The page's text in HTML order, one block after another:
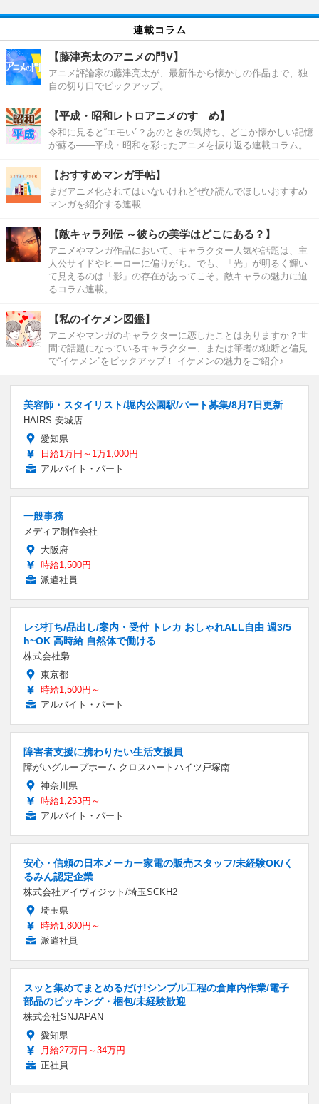
連載コラム
【藤津亮太のアニメの門V】
アニメ評論家の藤津亮太が、最新作から懐かしの作品まで、独
自の切り口でピックアップ。
【平成・昭和レトロアニメのすゝめ】
令和に見ると“エモい”？あのときの気持ち、どこか懐かしい記憶
が蘇る――平成・昭和を彩ったアニメを振り返る連載コラム。
【おすすめマンガ手帖】
まだアニメ化されてはいないけれどぜひ読んでほしいおすすめ
マンガを紹介する連載
【敵キャラ列伝 ～彼らの美学はどこにある？】
アニメやマンガ作品において、キャラクター人気や話題は、主
人公サイドやヒーローに偏りがち。でも、「光」が明るく輝い
て見えるのは「影」の存在があってこそ。敵キャラの魅力に迫
るコラム連載。
【私のイケメン図鑑】
アニメやマンガのキャラクターに恋したことはありますか？世
間で話題になっているキャラクター、または筆者の独断と偏見
で“イケメン”をピックアップ！ イケメンの魅力をご紹介♪
美容師・スタイリスト/堀内公園駅/パート募集/8月7日更新
HAIRS 安城店
愛知県
日給1万円～1万1,000円
アルバイト・パート
一般事務
メディア制作会社
大阪府
時給1,500円
派遣社員
レジ打ち/品出し/案内・受付 トレカ おしゃれALL自由 週3/5
h~OK 高時給 自然体で働ける
株式会社梟
東京都
時給1,500円～
アルバイト・パート
障害者支援に携わりたい生活支援員
障がいグループホーム クロスハートハイツ戸塚南
神奈川県
時給1,253円～
アルバイト・パート
安心・信頼の日本メーカー家電の販売スタッフ/未経験OK/く
るみん認定企業
株式会社アイヴィジット/埼玉SCKH2
埼玉県
時給1,800円～
派遣社員
スッと集めてまとめるだけ!シンプル工程の倉庫内作業/電子
部品のピッキング・梱包/未経験歓迎
株式会社SNJAPAN
愛知県
月給27万円～34万円
正社員